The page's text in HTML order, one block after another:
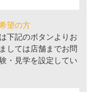
望の方
下記のボタンよりお
しては店舗までお問
・見学を設定してい